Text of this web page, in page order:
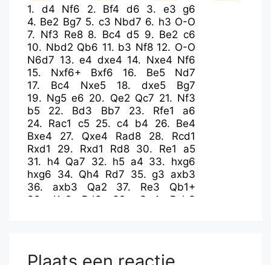
1. d4 Nf6 2. Bf4 d6 3. e3 g6
4. Be2 Bg7 5. c3 Nbd7 6. h3 O-O
7. Nf3 Re8 8. Bc4 d5 9. Be2 c6
10. Nbd2 Qb6 11. b3 Nf8 12. O-O
N6d7 13. e4 dxe4 14. Nxe4 Nf6
15. Nxf6+ Bxf6 16. Be5
Nd7
17. Bc4 Nxe5 18. dxe5
Bg7
19. Ng5 e6 20. Qe2 Qc7 21. Nf3
b5
22. Bd3 Bb7 23. Rfe1
a6
24. Rac1 c5 25.c4 b4 26. Be4
Bxe4
27. Qxe4 Rad8 28. Rcd1
Rxd1
29. Rxd1 Rd8 30. Re1
a5
31. h4 Qa7 32. h5 a4 33. hxg6
hxg6 34. Qh4 Rd7 35.g3 axb3
36. axb3 Qa2 37. Re3
Qb1+
38. Kg2 Rd3 39. Qe4
Rxb3